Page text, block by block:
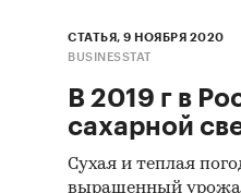
СТАТЬЯ, 9 НОЯБРЯ 2020
BUSINESSTAT
В 2019 г в
сахарной
Сухая и теплая
выращенный